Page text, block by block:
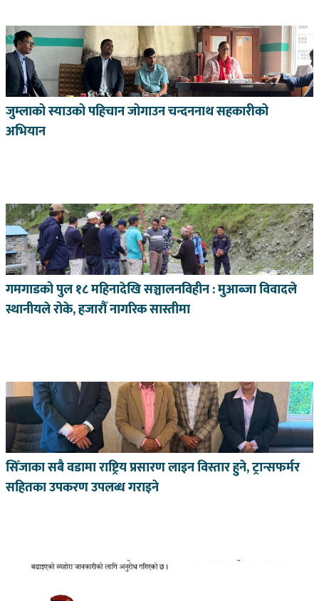
जुम्लाको स्याउको पहिचान जोगाउन चन्दननाथ सहकारीको
अभियान
गमगाडको पुल १८ महिनादेखि सञ्चालनविहीन : मुआब्जा विवादले
स्थानीयले रोके, हजारौँ नागरिक सास्तीमा
सिँजाका सबै वडामा राष्ट्रिय प्रसारण लाइन विस्तार हुने, ट्रान्सफर्मर
सहितका उपकरण उपलब्ध गराइने